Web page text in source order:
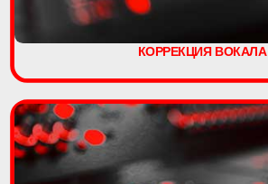
КОРРЕКЦИЯ ВОКАЛА